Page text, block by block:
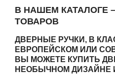
В НАШЕМ КАТАЛОГЕ
ТОВАРОВ
ДВЕРНЫЕ РУЧКИ, В
ЕВРОПЕЙСКОМ ИЛИ
ВЫ МОЖЕТЕ КУПИТЬ
НЕОБЫЧНОМ ДИЗАЙНЕ